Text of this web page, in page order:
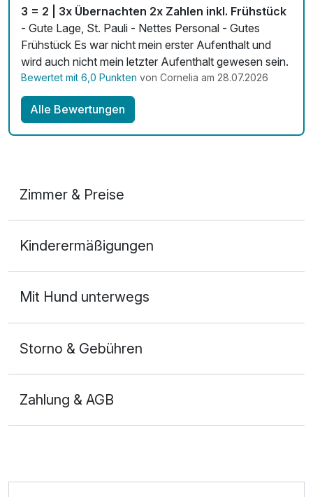
3 = 2 | 3x Übernachten 2x Zahlen inkl. Frühstück
- Gute Lage, St. Pauli - Nettes Personal - Gutes
Frühstück Es war nicht mein erster Aufenthalt und
wird auch nicht mein letzter Aufenthalt gewesen sein.
Bewertet mit 6,0 Punkten von Cornelia am 28.07.2026
Alle Bewertungen
Zimmer & Preise
2 Erwachsene
Kinderermäßigungen
Mit Hund unterwegs
Storno & Gebühren
Zahlung & AGB